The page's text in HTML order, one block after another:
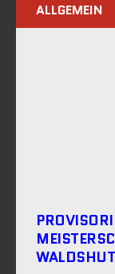
ALLGEMEIN